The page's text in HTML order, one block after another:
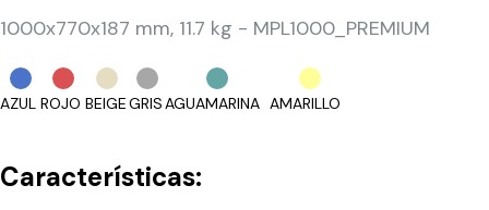
1000x770x187 mm, 11.7 kg - MPL1000_PREMIUM
AZUL ROJO BEIGEGRISAGUAMARINA AMARILLO
Características: